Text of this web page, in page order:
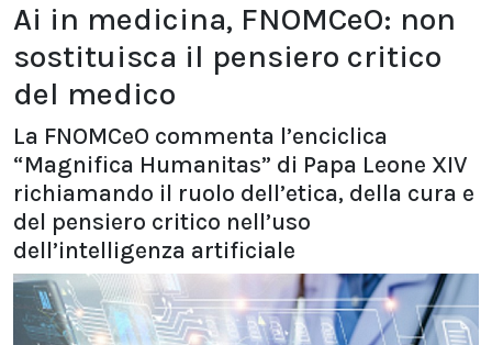
Ai in medicina, FNOMCeO: non
sostituisca il pensiero critico
del medico
La FNOMCeO commenta l’enciclica
“Magnifica Humanitas” di Papa Leone XIV
richiamando il ruolo dell’etica, della cura e
del pensiero critico nell’uso
dell’intelligenza artificiale